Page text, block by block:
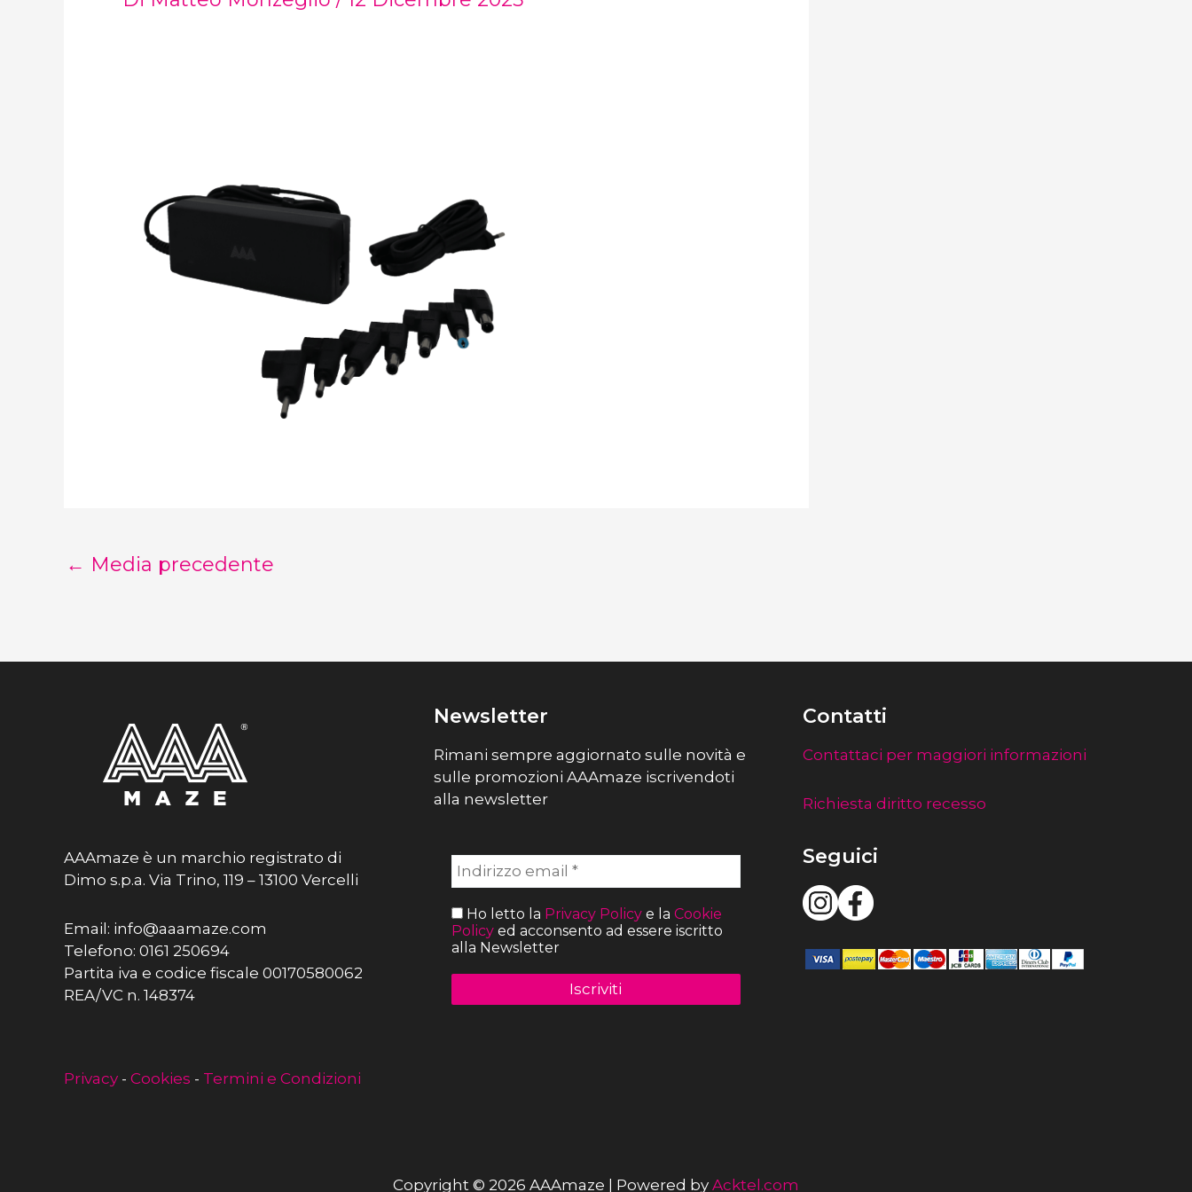
← Media precedente
AAAmaze è un marchio registrato di
Dimo s.p.a. Via Trino, 119 – 13100 Vercelli
Email: info@aaamaze.com
Telefono: 0161 250694
Partita iva e codice fiscale 00170580062
REA/VC n. 148374
Privacy - Cookies - Termini e Condizioni
Newsletter
Rimani sempre aggiornato sulle novità e
sulle promozioni AAAmaze iscrivendoti
alla newsletter
Ho letto la Privacy Policye la Cookie
Policyed acconsento ad essere iscritto
alla Newsletter
Contatti
Contattaci per maggiori informazioni
Richiesta diritto recesso
Seguici
Copyright © 2026 AAAmaze | Powered by Acktel.com